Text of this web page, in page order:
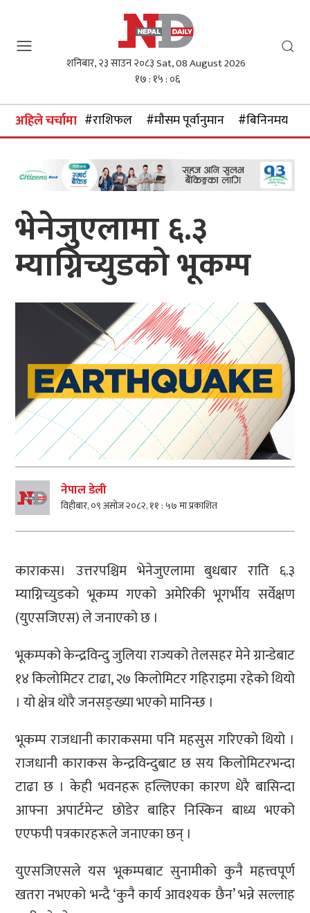
शनिबार, २३ साउन २०८३Sat, 08 August 2026
१७ : १५ : ०७
अहिले चर्चामा #राशिफल #माैसम पूर्वानुमान #बिनिनमयदर
भेनेजुएलामा ६.३
म्याग्निच्युडको भूकम्प
नेपाल डेली
विहीबार, ०९ असोज २०८२, ११ : ५७ मा प्रकाशित
काराकस। उत्तरपश्चिम भेनेजुएलामा बुधबार राति ६.३
म्याग्निच्युडको भूकम्प गएको अमेरिकी भूगर्भीय सर्वेक्षण
(युएसजिएस) ले जनाएको छ ।
भूकम्पको केन्द्रविन्दु जुलिया राज्यको तेलसहर मेने ग्रान्डेबाट
१४ किलोमिटर टाढा, २७ किलोमिटर गहिराइमा रहेको थियो
। यो क्षेत्र थोरै जनसङ्ख्या भएको मानिन्छ ।
भूकम्प राजधानी काराकसमा पनि महसुस गरिएको थियो ।
राजधानी काराकस केन्द्रविन्दुबाट छ सय किलोमिटरभन्दा
टाढा छ । केही भवनहरू हल्लिएका कारण धेरै बासिन्दा
आफ्ना अपार्टमेन्ट छोडेर बाहिर निस्किन बाध्य भएको
एएफपी पत्रकारहरूले जनाएका छन् ।
युएसजिएसले यस भूकम्पबाट सुनामीको कुनै महत्त्वपूर्ण
खतरा नभएको भन्दै ‘कुनै कार्य आवश्यक छैन’ भन्ने सल्लाह